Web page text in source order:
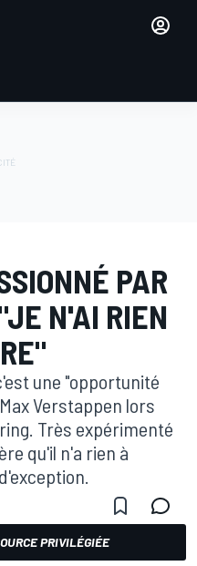
PAR
N'AI RIEN
une "opportunité
Verstappen lors
Très expérimenté
qu'il n'a rien à
PRIVILÉGIÉE